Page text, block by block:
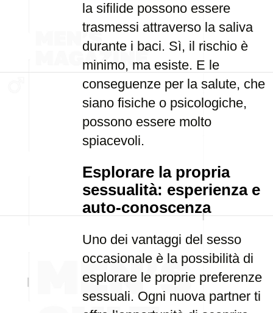
la sifilide possono essere
trasmessi attraverso la saliva
durante i baci. Sì, il rischio è
minimo, ma esiste. E le
conseguenze per la salute, che
siano fisiche o psicologiche,
possono essere molto
spiacevoli.
Esplorare la propria
sessualità: esperienza e
auto-conoscenza
Uno dei vantaggi del sesso
occasionale è la possibilità di
esplorare le proprie preferenze
sessuali. Ogni nuova partner ti